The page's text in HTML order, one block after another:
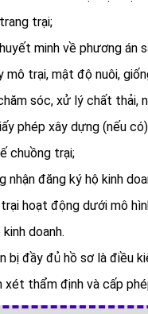
trại;
minh về phương án
mô trại, mật độ nuôi,
sóc, xử lý chất thải,
phép xây dựng (nếu
chuồng trại;
nhận đăng ký hộ kinh
hoạt động dưới mô
doanh.
bị đầy đủ hồ sơ là điều
xét thẩm định và cấp